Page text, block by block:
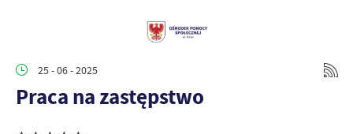
25 - 06 - 2025
Praca na zastępstwo